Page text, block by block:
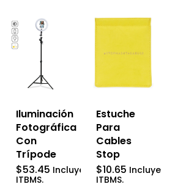
Iluminación
Fotográfica
Con
Trípode
$53.45 Incluye
ITBMS.
Estuche
Para
Cables
Stop
$10.65 Incluye
ITBMS.